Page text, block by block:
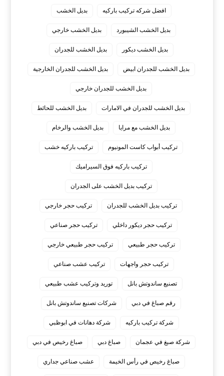
افضل شركه تركيب باركيه بديل الخشب
بديل الخشب الشيبورد بديل الخشب خارجي
بديل الخشب ديكور بديل الخشب للجدران
بديل الخشب للجدران ابيض بديل الخشب للجدران الخارجية
بديل الخشب للجدران خارجي
بديل الخشب للجدران في الامارات بديل الخشب للحائط
بديل الخشب مع مرايا بديل الخشب والرخام
تركيب أبواب كاست المونيوم تركيب باركيه خشب
تركيب باركيه فوق السيراميك
تركيب بديل الخشب على الجدران
تركيب بديل الخشب للجدران تركيب حجر خارجي
تركيب حجر ديكور داخلي تركيب حجر صناعي
تركيب حجر طبيعي تركيب حجر طبيعي خارجي
تركيب حجر واجهات تركيب عشب صناعي
تصنيع ساندوتش بانل توريد وتركيب عشب طبيعي
رقم صباغ في دبي شركات تصنيع ساندوتش بانل
شركة تركيب باركيه شركة دهانات في ابوظبي
شركة صبغ في عجمان صباغ دبي صباغ رخيص في دبي
صباغ رخيص في رأس الخيمة عشب صناعي جداري